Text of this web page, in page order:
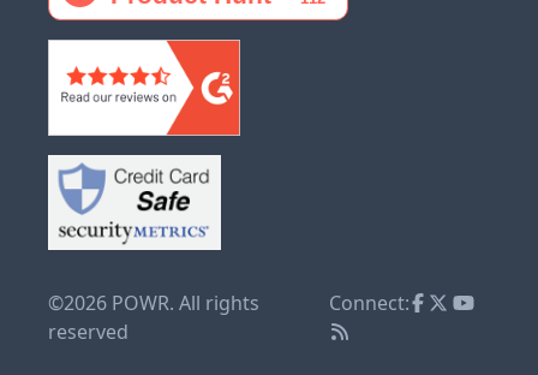
©2026 POWR. All rights
reserved
Connect: